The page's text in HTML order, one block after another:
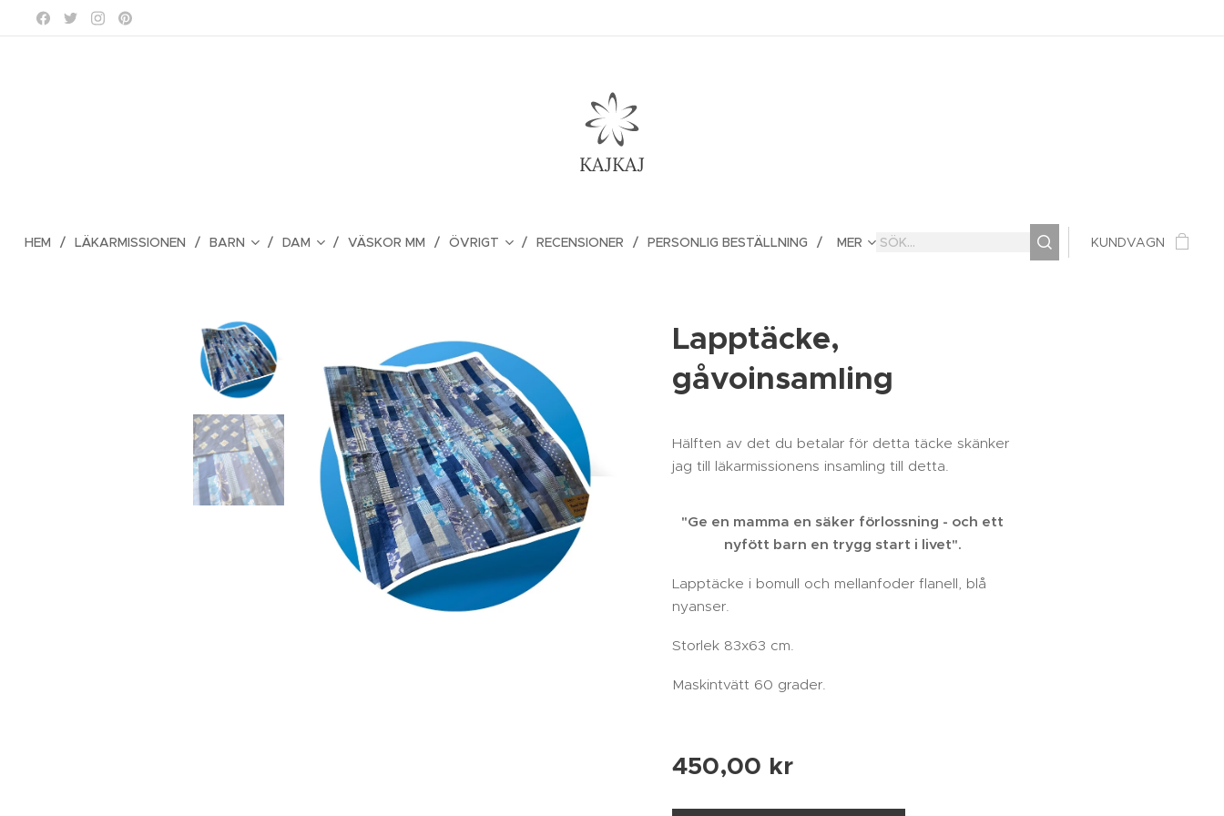
KAJKAJ
HEM LÄKARMISSIONEN BARN DAM VÄSKOR MM ÖVRIGT RECENSIONER PERSONLIG BESTÄLLNING MER KUNDVAGN
Lapptäcke,
gåvoinsamling
Hälften av det du betalar för detta täcke skänker
jag till läkarmissionens insamling till detta.
"Ge en mamma en säker förlossning - och ett
nyfött barn en trygg start i livet".
Lapptäcke i bomull och mellanfoder flanell, blå
nyanser.
Storlek 83x63 cm.
Maskintvätt 60 grader.
450,00 kr